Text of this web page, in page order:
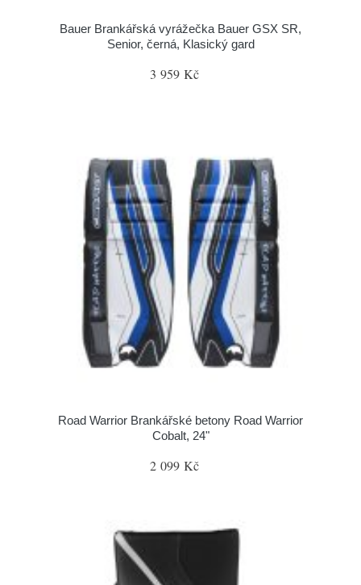
Bauer Brankářská vyrážečka Bauer GSX SR,
Senior, černá, Klasický gard
3 959 Kč
Road Warrior Brankářské betony Road Warrior
Cobalt, 24"
2 099 Kč